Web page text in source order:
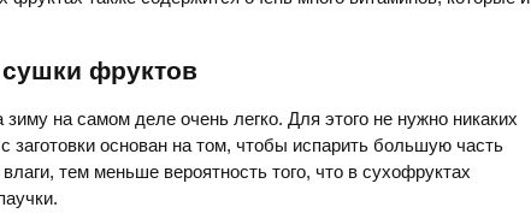
фруктов
на самом деле очень легко. Для этого не нужно никаких
основан на том, чтобы испарить большую часть
тем меньше вероятность того, что в сухофруктах